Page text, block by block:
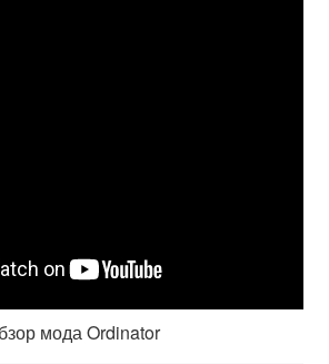
мода Ordinator